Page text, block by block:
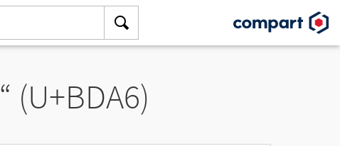
“ (U+BDA6)